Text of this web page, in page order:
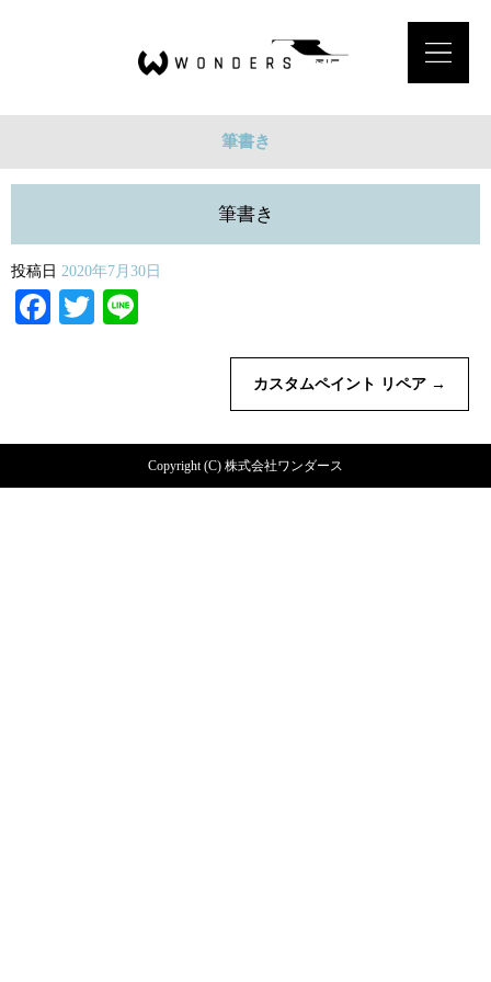
筆書き
筆書き
投稿日 2020年7月30日
Facebook
Twitter
カスタムペイント リペア →
Copyright (C) 株式会社ワンダース